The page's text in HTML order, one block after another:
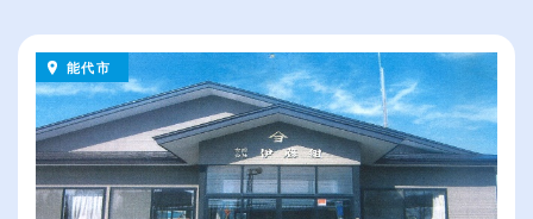
（⾼卒の給与を基準）
従業員が多い順
休日数が多い順
能代市